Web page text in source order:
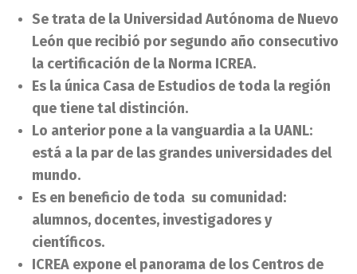
Se trata de la Universidad Autónoma de Nuevo
León que recibió por segundo año consecutivo
la certificación de la Norma ICREA.
Es la única Casa de Estudios de toda la región
que tiene tal distinción.
Lo anterior pone a la vanguardia a la UANL:
está a la par de las grandes universidades del
mundo.
Es en beneficio de toda su comunidad:
alumnos, docentes, investigadores y
científicos.
ICREA expone el panorama de los Centros de